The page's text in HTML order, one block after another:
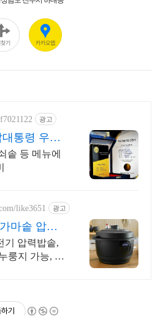
광고
통령 우수
솥 등 메뉴에
like3651 광고
마솥 압력
압력가마
기 압력밥솥,
룽지 가능, 홈
기